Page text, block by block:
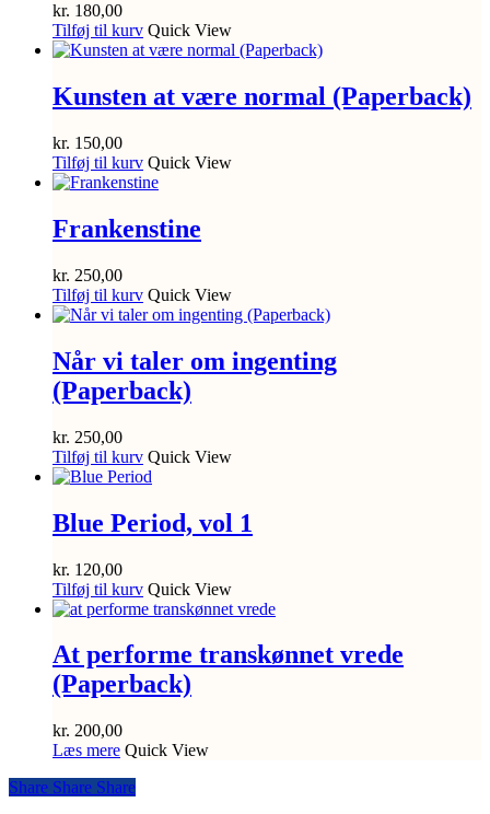
kr. 180,00
Tilføj til kurv Quick View
Kunsten at være normal (Paperback)
kr. 150,00
Tilføj til kurv Quick View
Frankenstine
kr. 250,00
Tilføj til kurv Quick View
Når vi taler om ingenting
(Paperback)
kr. 250,00
Tilføj til kurv Quick View
Blue Period, vol 1
kr. 120,00
Tilføj til kurv Quick View
At performe transkønnet vrede
(Paperback)
kr. 200,00
Læs mere Quick View
Share
Share Share Share